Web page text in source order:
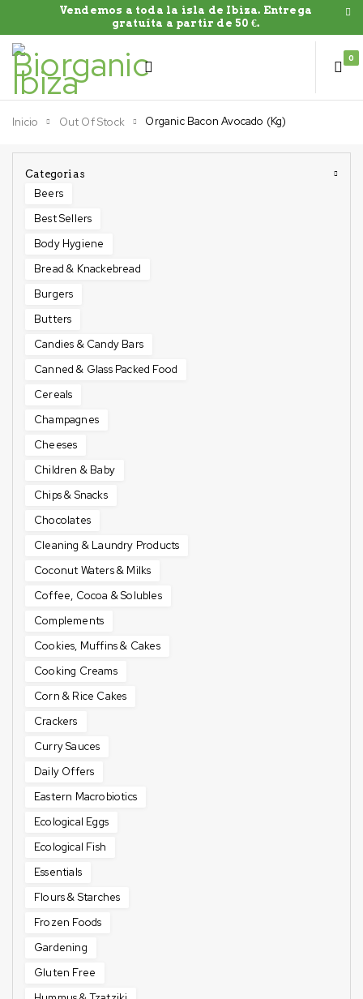
Vendemos a toda la isla de Ibiza. Entrega
gratuíta a partir de 50 €.
0
Inicio Out Of Stock Organic Bacon Avocado (Kg)
Categorias
Beers
Best Sellers
Body Hygiene
Bread & Knackebread
Burgers
Butters
Candies & Candy Bars
Canned & Glass Packed Food
Cereals
Champagnes
Cheeses
Children & Baby
Chips & Snacks
Chocolates
Cleaning & Laundry Products
Coconut Waters & Milks
Coffee, Cocoa & Solubles
Complements
Cookies, Muffins & Cakes
Cooking Creams
Corn & Rice Cakes
Crackers
Curry Sauces
Daily Offers
Eastern Macrobiotics
Ecological Eggs
Ecological Fish
Essentials
Flours & Starches
Frozen Foods
Gardening
Gluten Free